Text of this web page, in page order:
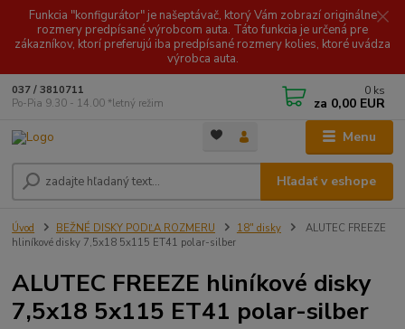
Funkcia "konfigurátor" je našeptávač, ktorý Vám zobrazí originálne
rozmery predpísané výrobcom auta. Táto funkcia je určená pre
zákazníkov, ktorí preferujú iba predpísané rozmery kolies, ktoré uvádza
výrobca auta.
Menu
Hľadať v eshope
037 / 3810711
Po-Pia 9.30 - 14.00 *letný režim
0 ks
za 0,00 EUR
Úvod BEŽNÉ DISKY PODĽA ROZMERU 18" disky
ALUTEC FREEZE
hliníkové disky 7,5x18 5x115 ET41 polar-silber
ALUTEC FREEZE hliníkové disky
7,5x18 5x115 ET41 polar-silber